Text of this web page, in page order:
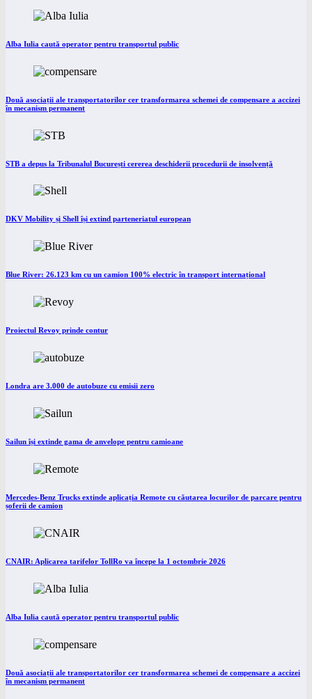
Alba Iulia caută operator pentru transportul public
Două asociații ale transportatorilor cer transformarea schemei de compensare a accizei
în mecanism permanent
STB a depus la Tribunalul București cererea deschiderii procedurii de insolvență
DKV Mobility și Shell își extind parteneriatul european
Blue River: 26.123 km cu un camion 100% electric în transport internațional
Proiectul Revoy prinde contur
Londra are 3.000 de autobuze cu emisii zero
Sailun își extinde gama de anvelope pentru camioane
Mercedes-Benz Trucks extinde aplicația Remote cu căutarea locurilor de parcare pentru
șoferii de camion
CNAIR: Aplicarea tarifelor TollRo va începe la 1 octombrie 2026
Alba Iulia caută operator pentru transportul public
Două asociații ale transportatorilor cer transformarea schemei de compensare a accizei
în mecanism permanent